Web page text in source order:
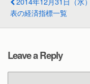
表の経済指標一覧
Leave a Reply